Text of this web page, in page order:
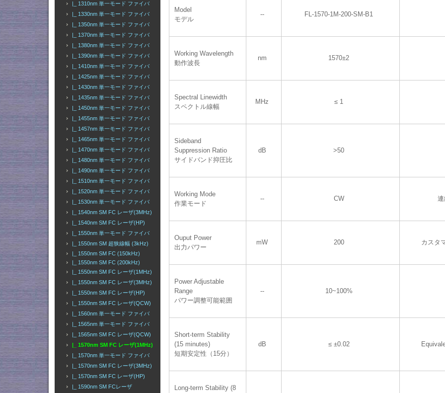
|_ 1310nm 単一モード ファイバ
|_ 1330nm 単一モード ファイバ
|_ 1350nm 単一モード ファイバ
|_ 1370nm 単一モード ファイバ
|_ 1380nm 単一モード ファイバ
|_ 1390nm 単一モード ファイバ
|_ 1410nm 単一モード ファイバ
|_ 1425nm 単一モード ファイバ
|_ 1430nm 単一モード ファイバ
|_ 1435nm 単一モード ファイバ
|_ 1450nm 単一モード ファイバ
|_ 1455nm 単一モード ファイバ
|_ 1457nm 単一モード ファイバ
|_ 1465nm 単一モード ファイバ
|_ 1470nm 単一モード ファイバ
|_ 1480nm 単一モード ファイバ
|_ 1490nm 単一モード ファイバ
|_ 1510nm 単一モード ファイバ
|_ 1520nm 単一モード ファイバ
|_ 1530nm 単一モード ファイバ
|_ 1540nm SM FC レーザ(3MHz)
|_ 1540nm SM FC レーザ(HP)
|_ 1550nm 単一モード ファイバ
|_ 1550nm SM 超狭線幅 (3kHz)
|_ 1550nm SM FC (150kHz)
|_ 1550nm SM FC (200kHz)
|_ 1550nm SM FC レーザ(1MHz)
|_ 1550nm SM FC レーザ(3MHz)
|_ 1550nm SM FC レーザ(HP)
|_ 1550nm SM FC レーザ(QCW)
|_ 1560nm 単一モード ファイバ
|_ 1565nm 単一モード ファイバ
|_ 1565nm SM FC レーザ(QCW)
|_ 1570nm SM FC レーザ(1MHz)
|_ 1570nm 単一モード ファイバ
|_ 1570nm SM FC レーザ(3MHz)
|_ 1570nm SM FC レーザ(HP)
|_ 1590nm SM FCレーザ
Model
モデル
-- FL-1570-1M-200-SM-B1
Working Wavelength
動作波長
nm 1570±2
Spectral Linewidth
スペクトル線幅
MHz ≤ 1
Sideband
Suppression Ratio
サイドバンド抑圧比
dB >50
Working Mode
作業モード
-- CW
Ouput Power
出力パワー
mW 200 カスタ
Power Adjustable
Range
パワー調整可能範囲
-- 10~100%
Short-term Stability
(15 minutes)
短期安定性（15分）
dB ≤ ±0.02
Long-term Stability (8